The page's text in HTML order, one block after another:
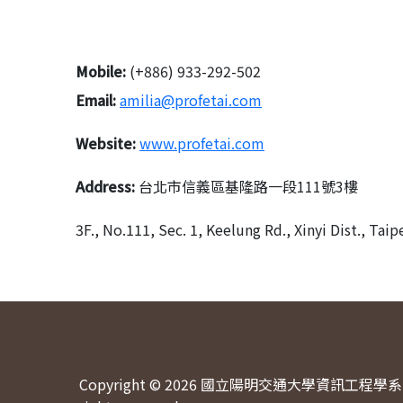
Mobile: (+886) 933-292-502
Email:amilia@profetai.com
Website:www.profetai.com
Address: 台北市信義區基隆路一段111號3樓
3F., No.111, Sec. 1, Keelung Rd., Xinyi Dist.,
Copyright © 2026 國立陽明交通大學資訊工程學